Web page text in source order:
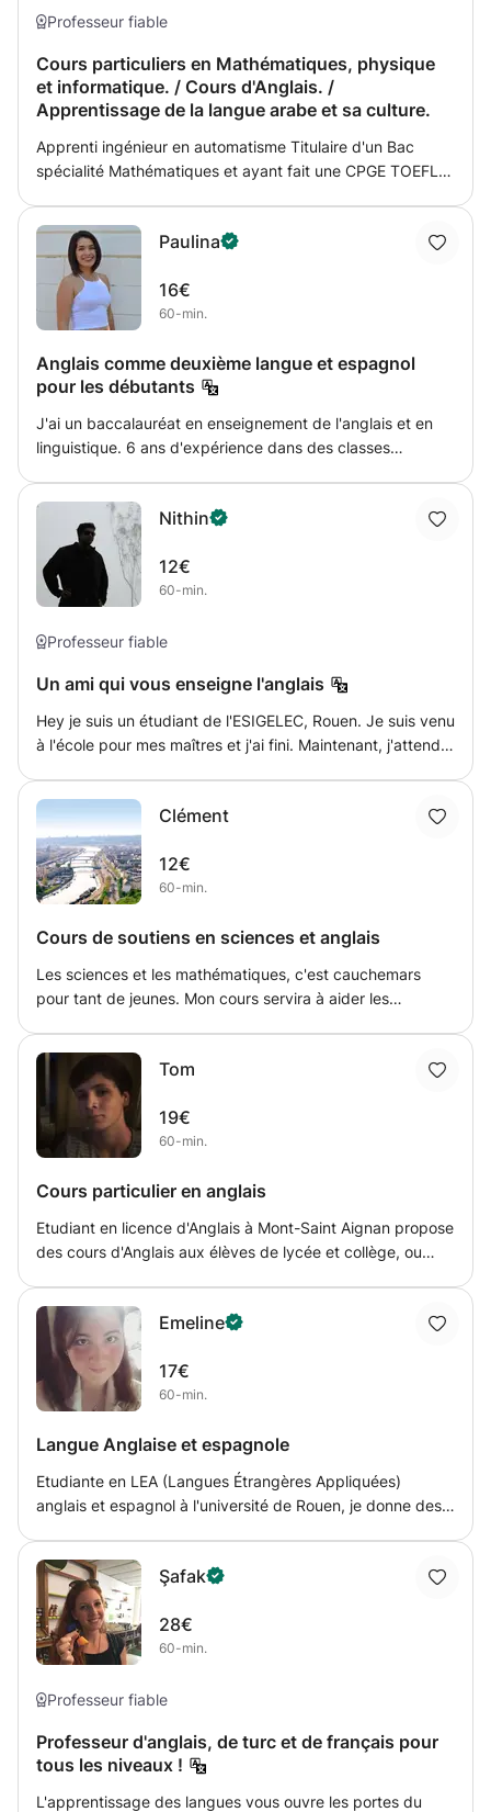
Professeur fiable
Cours particuliers en Mathématiques, physique
et informatique. / Cours d'Anglais. /
Apprentissage de la langue arabe et sa culture.
Apprenti ingénieur en automatisme Titulaire d'un Bac
spécialité Mathématiques et ayant fait une CPGE TOEFL
cours d'anglais tout niveau. Etant trilingue, je propose
l'apprentissage de la langue arabe
Paulina
16€
60-min.
Anglais comme deuxième langue et espagnol
pour les débutants
J'ai un baccalauréat en enseignement de l'anglais et en
linguistique. 6 ans d'expérience dans des classes
d'espagnol car c'est ma langue maternelle. Je propose
des cours dynamiques et divertissants, je prévois en
fonction de vos besoins. Je suis disponible de 9h30 à
15h30 à Rouen et ses environs.
Nithin
12€
60-min.
Professeur fiable
Un ami qui vous enseigne l'anglais
Hey je suis un étudiant de l'ESIGELEC, Rouen. Je suis venu
à l'école pour mes maîtres et j'ai fini. Maintenant, j'attends
occuper en enseignant des cours d'anglais privés, en
prenant soin de / jouant avec les enfants ou en aidant
simplement quelqu'un à pratiquer cette langue.
Clément
12€
60-min.
Cours de soutiens en sciences et anglais
Les sciences et les mathématiques, c'est cauchemars
pour tant de jeunes. Mon cours servira à aider les
ou encore en anglais puisque cette une matière pouvant
avoir plus ou moins d'affinités avec les sciences.
Tom
19€
60-min.
Cours particulier en anglais
Etudiant en licence d'Anglais à Mont-Saint Aignan propose
des cours d'Anglais aux élèves de lycée et collège, ou
grammaire de la langue, le vocabulaire, et la méthodologie
de l'apprentissage de l'anglais en général.
Emeline
17€
60-min.
Langue Anglaise et espagnole
Etudiante en LEA (Langues Étrangères Appliquées)
anglais et espagnol à l'université de Rouen, je donne des
devoirs ou préparer ses examens. Les leçons se font en
français et en langue étrangère, à terme, le but est que
les leçons se fassent majoritairement en anglais ou en
espagnol selon la langue choisie.
Şafak
28€
60-min.
Professeur fiable
Professeur d'anglais, de turc et de français pour
tous les niveaux !
L'apprentissage des langues vous ouvre les portes du